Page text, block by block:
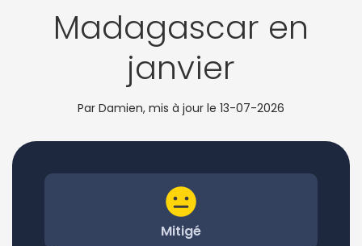
Madagascar en
janvier
Par Damien, mis à jour le 13-07-2026
Mitigé